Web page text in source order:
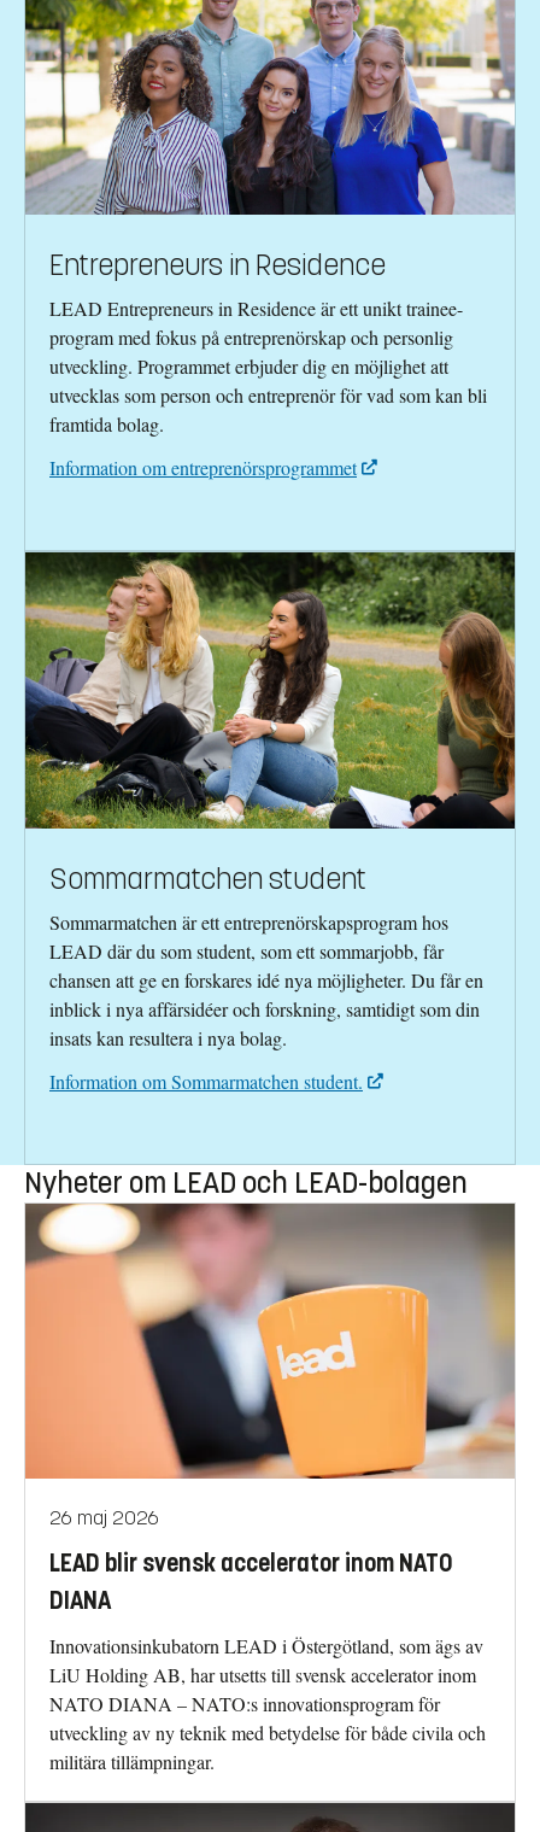
Entrepreneurs in Residence
LEAD Entrepreneurs in Residence är ett unikt trainee-
program med fokus på entreprenörskap och personlig
utveckling. Programmet erbjuder dig en möjlighet att
utvecklas som person och entreprenör för vad som kan bli
framtida bolag.
Information om entreprenörsprogrammet
Sommarmatchen student
Sommarmatchen är ett entreprenörskapsprogram hos
LEAD där du som student, som ett sommarjobb, får
chansen att ge en forskares idé nya möjligheter. Du får en
inblick i nya affärsidéer och forskning, samtidigt som din
insats kan resultera i nya bolag.
Information om Sommarmatchen student.
Nyheter om LEAD och LEAD-bolagen
26 maj 2026
LEAD blir svensk accelerator inom NATO
DIANA
Innovationsinkubatorn LEAD i Östergötland, som ägs av
LiU Holding AB, har utsetts till svensk accelerator inom
NATO DIANA – NATO:s innovationsprogram för
utveckling av ny teknik med betydelse för både civila och
militära tillämpningar.